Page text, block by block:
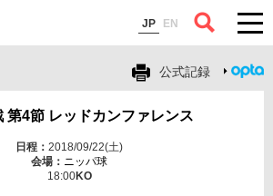
JP EN
公式記録
第4節 レッドカンファレンス
2018/09/22(土)
ニッパ球
18:00